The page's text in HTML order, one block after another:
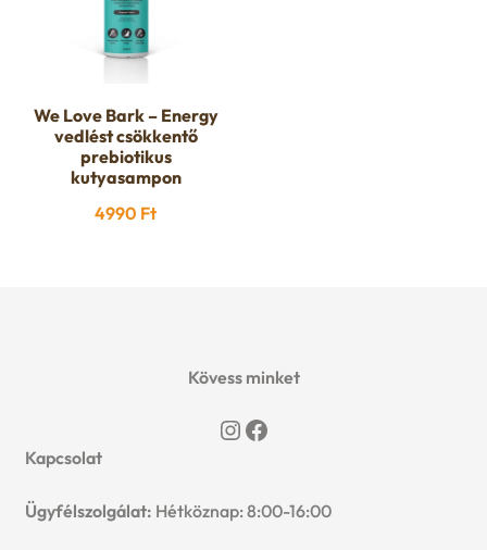
We Love Bark – Energy
vedlést csökkentő
prebiotikus
kutyasampon
4990 Ft
Kövess minket
Instagram
Facebook
Kapcsolat
Ügyfélszolgálat: Hétköznap: 8:00-16:00